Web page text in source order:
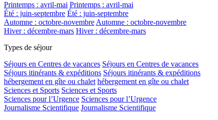
Printemps : avril-mai Printemps : avril-mai
Été : juin-septembre Été : juin-septembre
Automne : octobre-novembreAutomne : octobre-novembre
Hiver : décembre-mars Hiver : décembre-mars
Types de séjour
Séjours en Centres de vacances Séjours en Centres de vacances
Séjours itinérants & expéditions Séjours itinérants & expéditions
hébergement en gîte ou chalet hébergement en gîte ou chalet
Sciences et Sports Sciences et Sports
Sciences pour l’Urgence Sciences pour l’Urgence
Journalisme Scientifique Journalisme Scientifique